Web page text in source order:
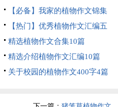
篇 【必备】我家的植物作文锦集
九篇【热门】优秀植物作文汇编五
篇精选植物作文合集10篇
精选介绍植物作文汇编10篇
关于校园的植物作文400字4篇